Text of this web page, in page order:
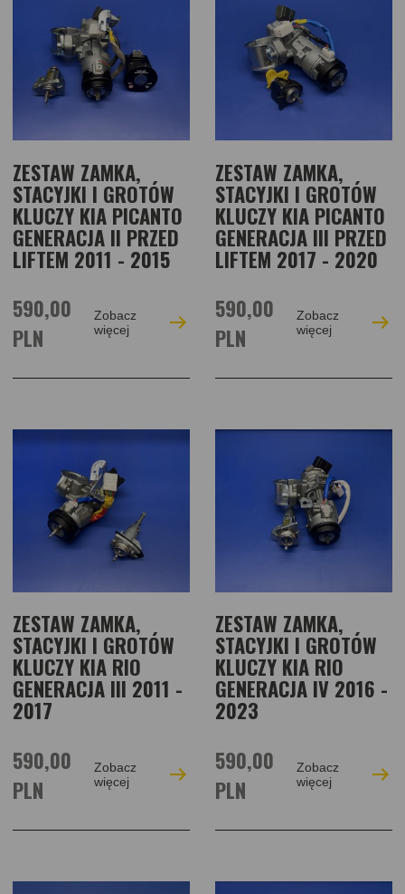
ZESTAW ZAMKA,
STACYJKI I GROTÓW
KLUCZY KIA PICANTO
GENERACJA II PRZED
LIFTEM 2011 - 2015
590,00
PLN
Zobacz
więcej
ZESTAW ZAMKA,
STACYJKI I GROTÓW
KLUCZY KIA PICANTO
GENERACJA III PRZED
LIFTEM 2017 - 2020
590,00
PLN
Zobacz
więcej
ZESTAW ZAMKA,
STACYJKI I GROTÓW
KLUCZY KIA RIO
GENERACJA III 2011 -
2017
590,00
PLN
Zobacz
więcej
ZESTAW ZAMKA,
STACYJKI I GROTÓW
KLUCZY KIA RIO
GENERACJA IV 2016 -
2023
590,00
PLN
Zobacz
więcej